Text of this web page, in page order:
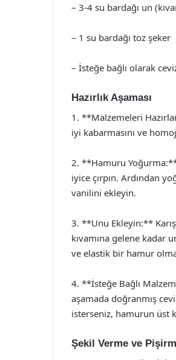
– 3-4 su bardağı un
– 1 su bardağı toz şeker
– İsteğe bağlı olarak
Hazırlık Aşaması
1. **Malzemeleri
iyi kabarmasını ve
2. **Hamuru Yoğurma:**
iyice çırpın. Ardından
vanilini ekleyin.
3. **Unu Ekleyin:**
kıvamına gelene kadar
ve elastik bir hamur
4. **İsteğe Bağlı
aşamada doğranmış
isterseniz, hamurun üst
Şekil Verme ve